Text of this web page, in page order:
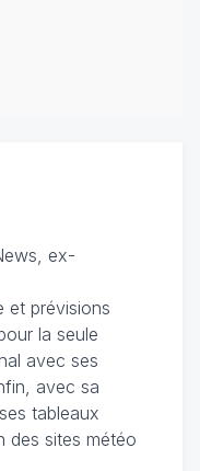
ex-
et prévisions
la seule
avec ses
avec sa
tableaux
des sites météo